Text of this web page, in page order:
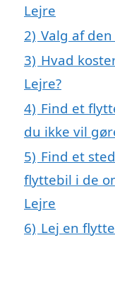
Lejre
2) Valg af
3) Hvad
Lejre?
4) Find et
du ikke vil
5) Find et
flyttebil i de
Lejre
6) Lej en